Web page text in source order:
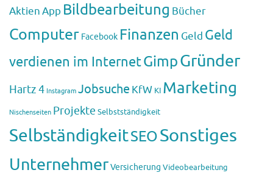
AktienApp Bildbearbeitung Bücher
Computer Facebook Finanzen Geld Geld
verdienen im InternetGimpGründer
Hartz 4 Instagram Jobsuche KfW KI Marketing
Nischenseiten Projekte Selbstständigkeit
SelbständigkeitSEOSonstiges
UnternehmerVersicherung Videobearbeitung